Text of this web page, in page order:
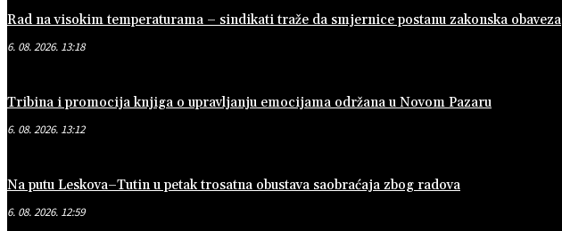
Rad na visokim temperaturama – sindikati traže da smjernice postanu zakonska obaveza
6. 08. 2026. 13:18
Tribina i promocija knjiga o upravljanju emocijama održana u Novom Pazaru
6. 08. 2026. 13:12
Na putu Leskova–Tutin u petak trosatna obustava saobraćaja zbog radova
6. 08. 2026. 12:59